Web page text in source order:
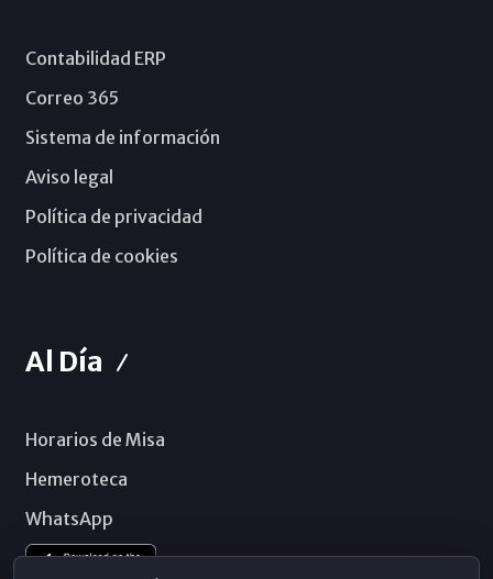
Contabilidad ERP
Correo 365
Sistema de información
Aviso legal
Política de privacidad
Política de cookies
Al Día
Horarios de Misa
Hemeroteca
WhatsApp